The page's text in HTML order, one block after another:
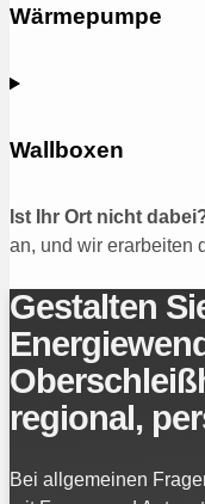
Wärmepumpe
Wallboxen
Ist Ihr Ort nicht
an, und wir erarbeiten
Gestalten
regional,
Bei allgemeinen